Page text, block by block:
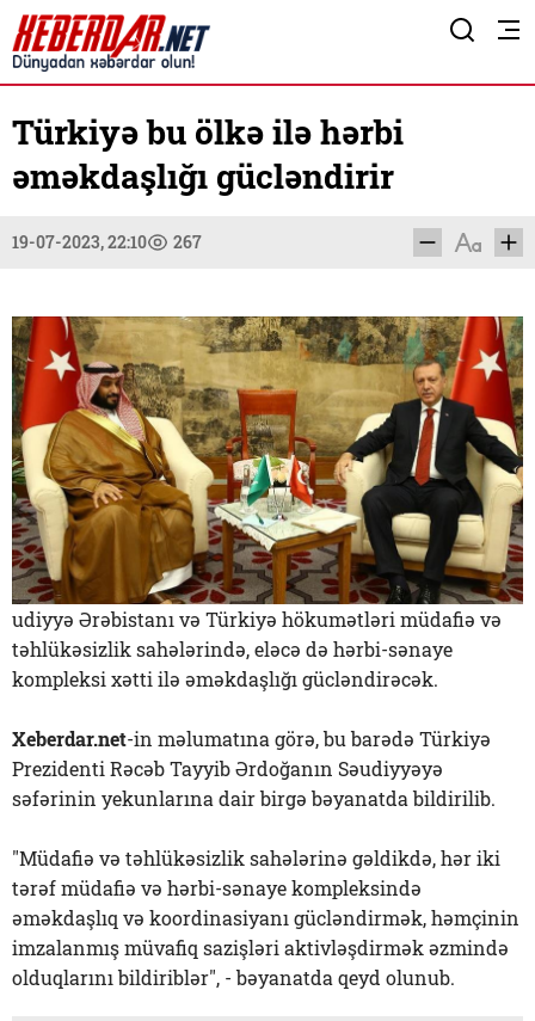
Türkiyə bu ölkə ilə hərbi
əməkdaşlığı gücləndirir
19-07-2023, 22:10 267
udiyyə Ərəbistanı və Türkiyə hökumətləri müdafiə və
təhlükəsizlik sahələrində, eləcə də hərbi-sənaye
kompleksi xətti ilə əməkdaşlığı gücləndirəcək.
Xeberdar.net-in məlumatına görə, bu barədə Türkiyə
Prezidenti Rəcəb Tayyib Ərdoğanın Səudiyyəyə
səfərinin yekunlarına dair birgə bəyanatda bildirilib.
"Müdafiə və təhlükəsizlik sahələrinə gəldikdə, hər iki
tərəf müdafiə və hərbi-sənaye kompleksində
əməkdaşlıq və koordinasiyanı gücləndirmək, həmçinin
imzalanmış müvafiq sazişləri aktivləşdirmək əzmində
olduqlarını bildiriblər", - bəyanatda qeyd olunub.